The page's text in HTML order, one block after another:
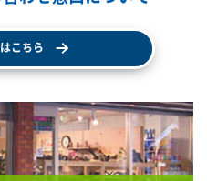
こちら